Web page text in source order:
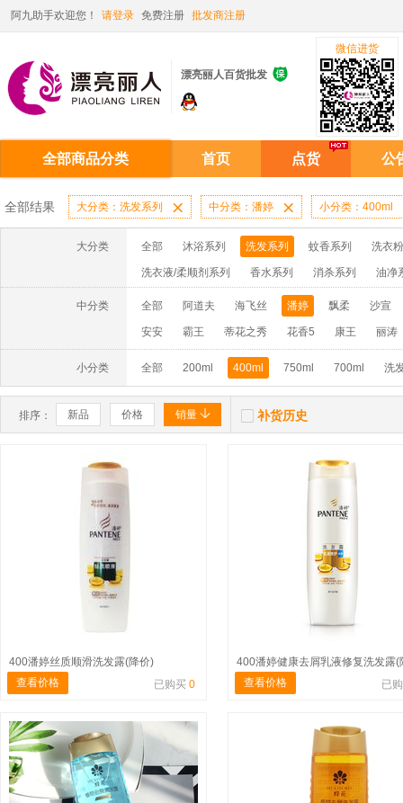
阿九助手欢迎您！ 请登录 免费注册 批发商注册
漂亮丽人百货批发 
微信进货
全部商品分类 首页 点货 公
全部结果 大分类：洗发系列  中分类：潘婷  小分类：400ml
大分类 全部 沐浴系列 洗发系列 蚊香系列 洗衣
洗衣液/柔顺剂系列 香水系列 消杀系列 油净
啫喱膏/水系列 厨房油污系列 玻璃/地板/清洁系
牙膏系列 牙刷系列 固发定型系列 染发系列
洗洁精系列 保健品系列 雨伞系列家用帆布洗洁
中分类 全部 阿道夫 海飞丝 潘婷 飘柔 沙宣
安安 霸王 蒂花之秀 花香5 康王 丽涛
小分类 全部 200ml 400ml 750ml 700ml 洗
排序： 新品 价格 销量   补货历史
400潘婷丝质顺滑洗发露(降价)
查看价格
已购买 0
400潘婷健康去屑乳液修复洗发露(
查看价格
已